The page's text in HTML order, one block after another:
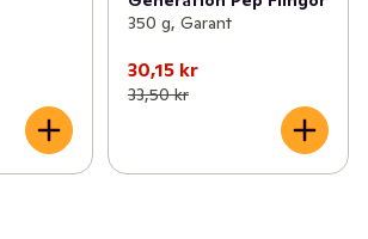
350 g, Garant
30,15 kr
33,50 kr